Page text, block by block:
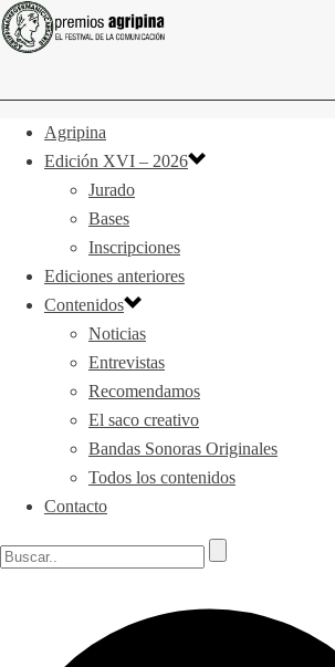
Agripina
Edición XVI – 2026
Jurado
Bases
Inscripciones
Ediciones anteriores
Contenidos
Noticias
Entrevistas
Recomendamos
El saco creativo
Bandas Sonoras Originales
Todos los contenidos
Contacto